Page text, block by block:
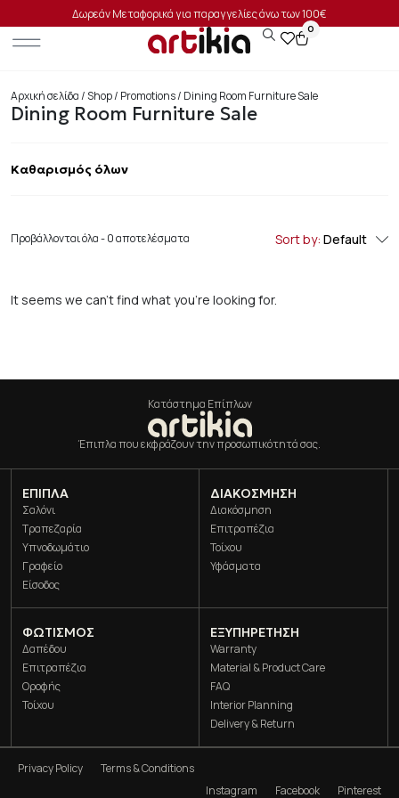
Δωρεάν Μεταφορικά για παραγγελίες άνω των 100€
0
Αρχική σελίδα/Shop/ Promotions/ Dining Room Furniture Sale
Dining Room Furniture Sale
Καθαρισμός όλων
Sort by: Default
It seems we can’t find what you’re looking for.
Προβάλλονται όλα - 0 αποτελέσματα
Κατάστημα Επίπλων
Έπιπλα που εκφράζουν την προσωπικότητά σας.
ΈΠΙΠΛΑ
Σαλόνι
Τραπεζαρία
Υπνοδωμάτιο
Γραφείο
Είσοδος
ΔΙΑΚΌΣΜΗΣΗ
Διακόσμηση
Επιτραπέζια
Τοίχου
Υφάσματα
ΦΩΤΙΣΜΌΣ
Δαπέδου
Επιτραπέζια
Οροφής
Τοίχου
ΕΞΥΠΗΡΕΤΗΣΗ
Warranty
Material & Product Care
FAQ
Interior Planning
Delivery & Return
Privacy Policy
Terms & Conditions
Instagram
Facebook Pinterest